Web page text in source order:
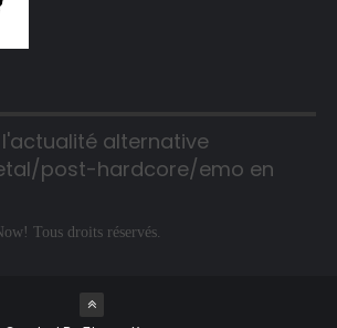
l'actualité alternative
post-hardcore/emo en
Tous droits réservés.